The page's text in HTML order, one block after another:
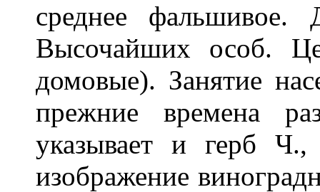
среднее фальшивое.
Высочайших особ.
домовые). Занятие
прежние времена
указывает и герб Ч.,
изображение